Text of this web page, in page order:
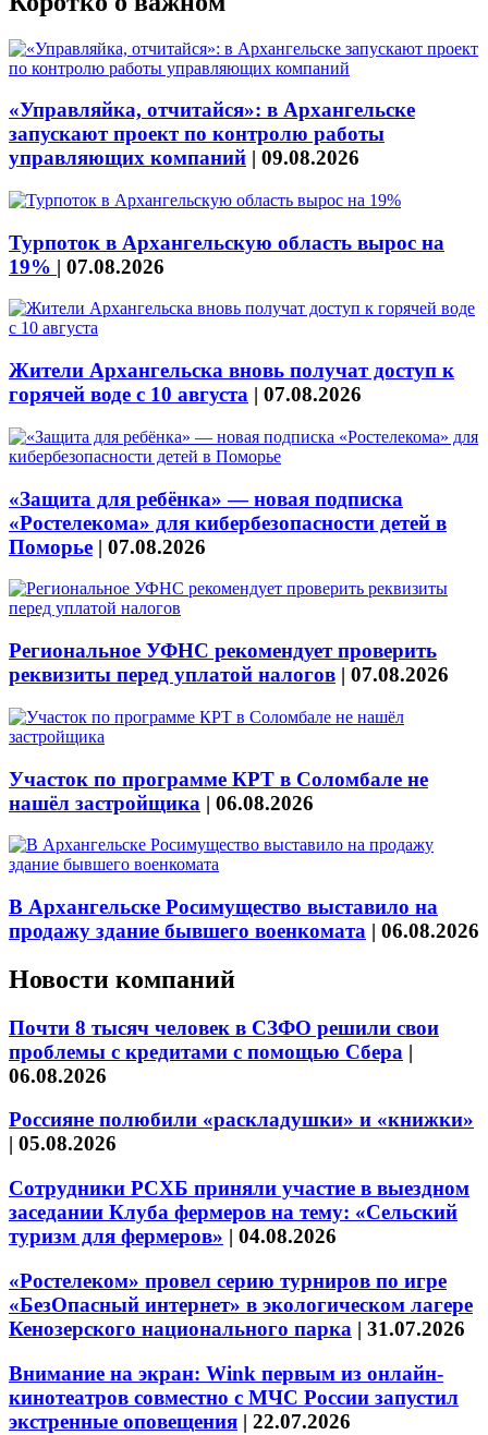
«Управляйка, отчитайся»: в Архангельске
запускают проект по контролю работы
управляющих компаний | 09.08.2026
Турпоток в Архангельскую область вырос на
19% | 07.08.2026
Жители Архангельска вновь получат доступ к
горячей воде с 10 августа | 07.08.2026
«Защита для ребёнка» — новая подписка
«Ростелекома» для кибербезопасности детей в
Поморье | 07.08.2026
Региональное УФНС рекомендует проверить
реквизиты перед уплатой налогов | 07.08.2026
Участок по программе КРТ в Соломбале не
нашёл застройщика | 06.08.2026
В Архангельске Росимущество выставило на
продажу здание бывшего военкомата | 06.08.2026
Новости компаний
Почти 8 тысяч человек в СЗФО решили свои
проблемы с кредитами с помощью Сбера |
06.08.2026
Россияне полюбили «раскладушки» и «книжки»
| 05.08.2026
Сотрудники РСХБ приняли участие в выездном
заседании Клуба фермеров на тему: «Сельский
туризм для фермеров» | 04.08.2026
«Ростелеком» провел серию турниров по игре
«БезОпасный интернет» в экологическом лагере
Кенозерского национального парка | 31.07.2026
Внимание на экран: Wink первым из онлайн-
кинотеатров совместно с МЧС России запустил
экстренные оповещения | 22.07.2026